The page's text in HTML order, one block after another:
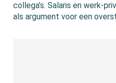
collega’s. Salaris en werk-
als argument voor een